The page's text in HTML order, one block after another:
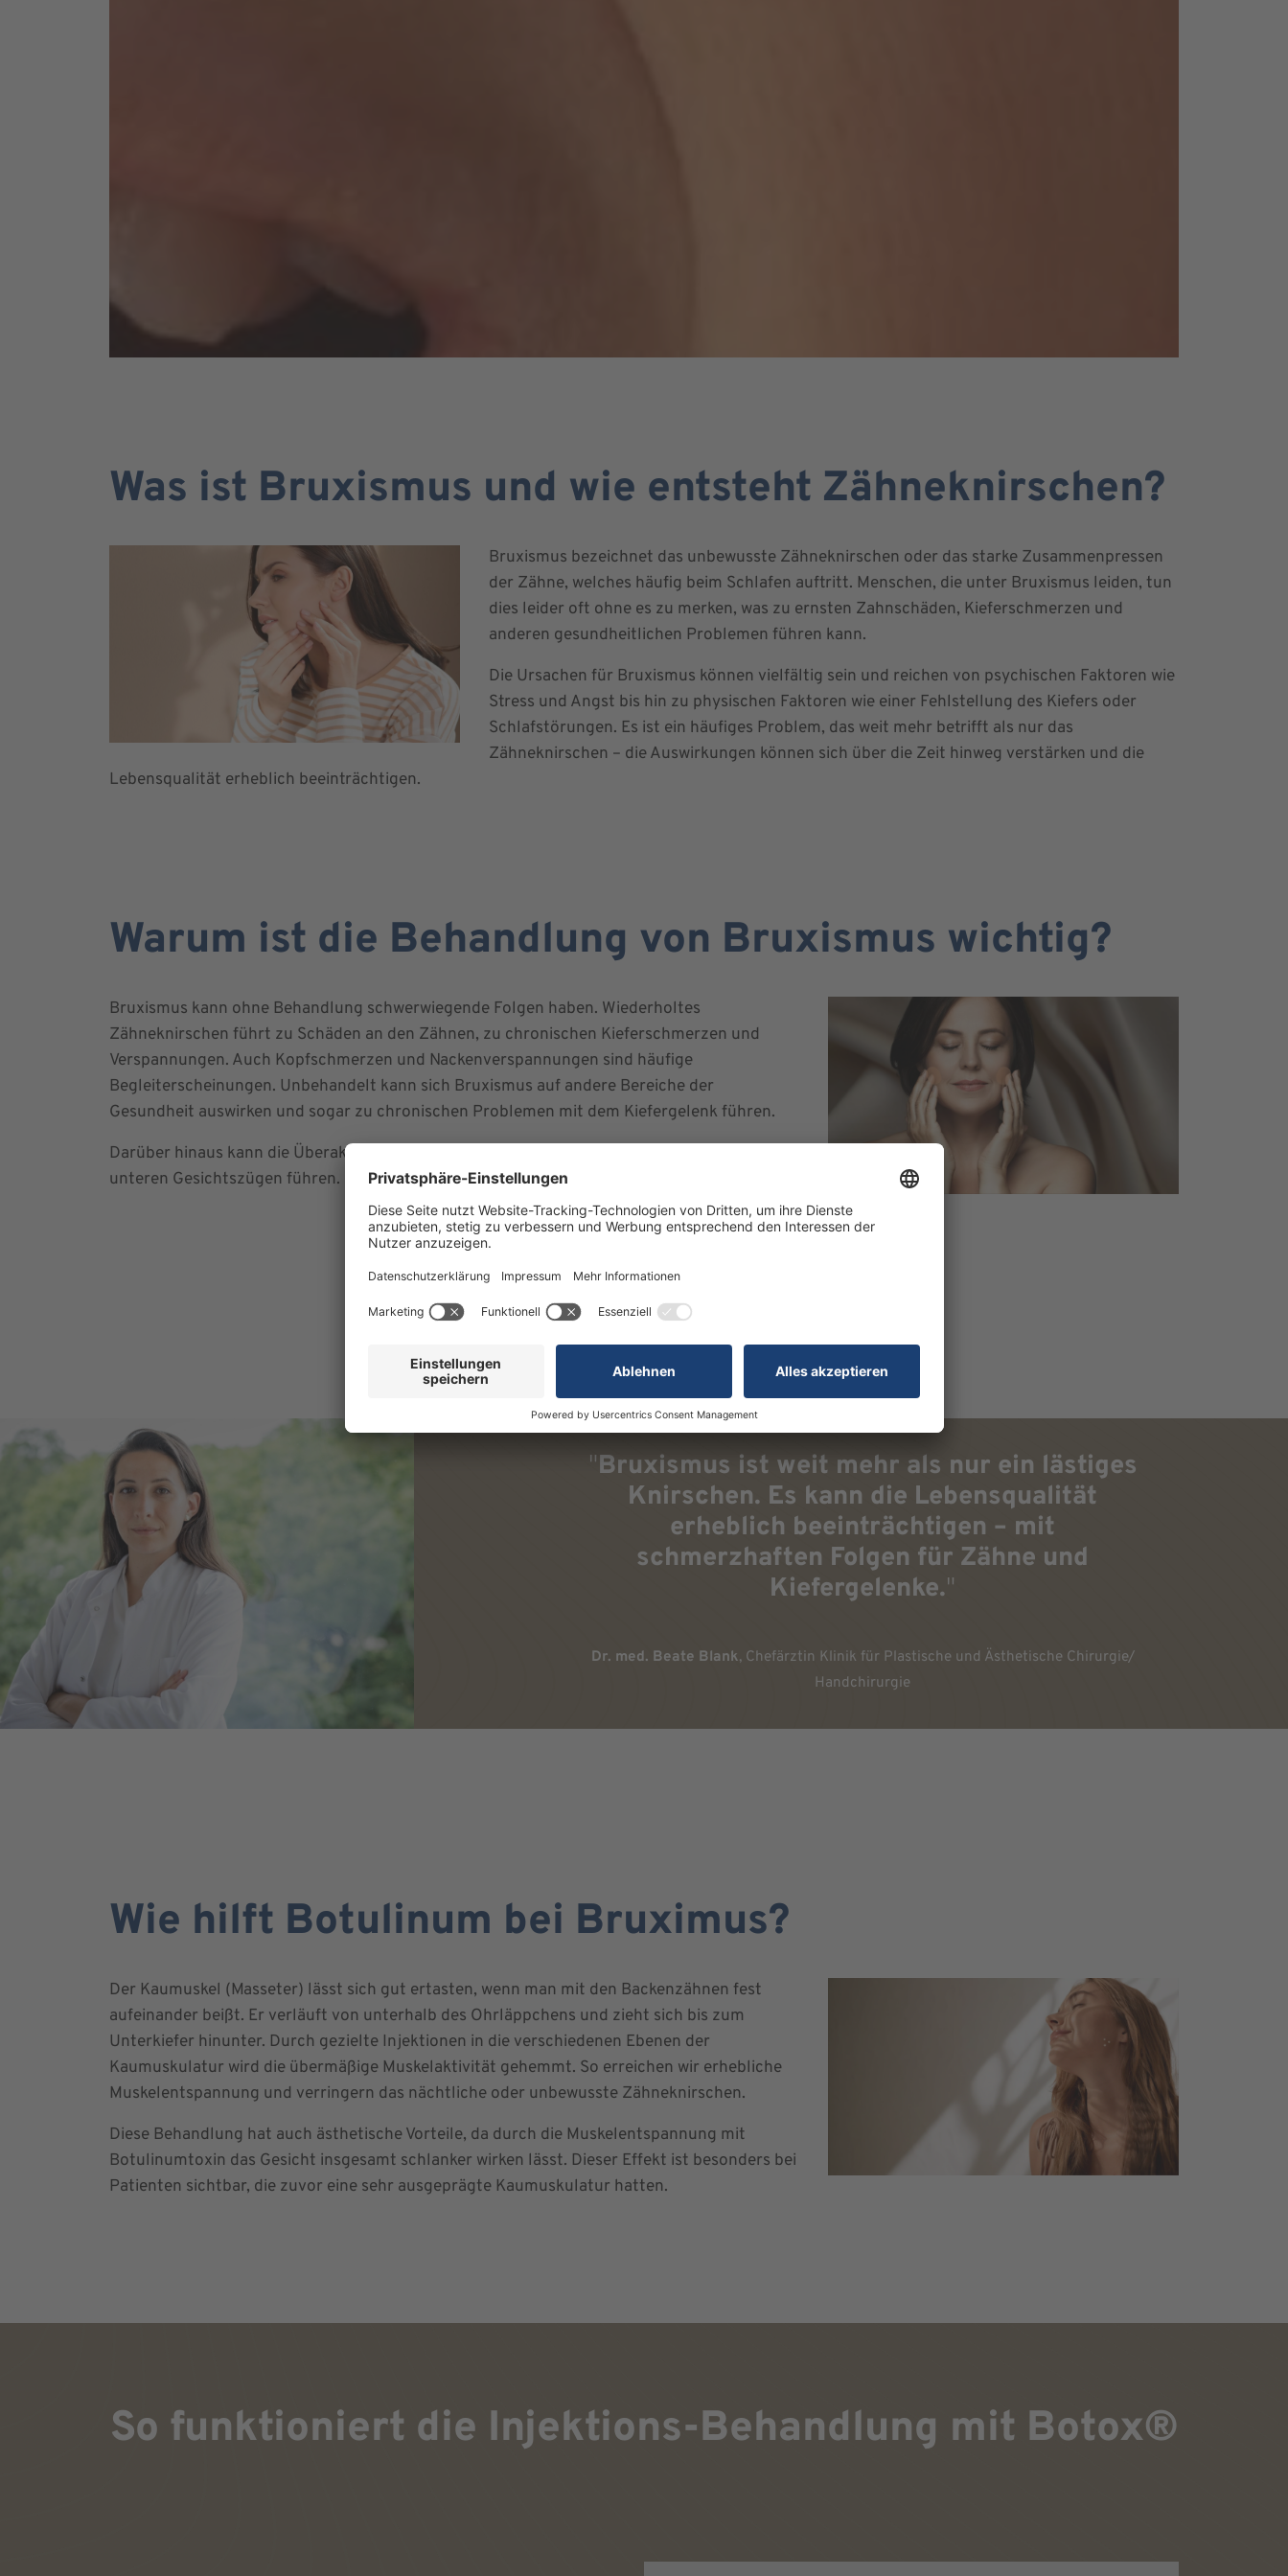
Was ist Bruxismus und wie entsteht Zähneknirschen?
Bruxismus bezeichnet das unbewusste Zähneknirschen oder das starke Zusammenpressen
der Zähne, welches häufig beim Schlafen auftritt. Menschen, die unter Bruxismus leiden, tun
dies leider oft ohne es zu merken, was zu ernsten Zahnschäden, Kieferschmerzen und
anderen gesundheitlichen Problemen führen kann.
Die Ursachen für Bruxismus können vielfältig sein und reichen von psychischen Faktoren wie
Stress und Angst bis hin zu physischen Faktoren wie einer Fehlstellung des Kiefers oder
Schlafstörungen. Es ist ein häufiges Problem, das weit mehr betrifft als nur das
Zähneknirschen – die Auswirkungen können sich über die Zeit hinweg verstärken und die
Lebensqualität erheblich beeinträchtigen.
Warum ist die Behandlung von Bruxismus wichtig?
Bruxismus kann ohne Behandlung schwerwiegende Folgen haben. Wiederholtes
Zähneknirschen führt zu Schäden an den Zähnen, zu chronischen Kieferschmerzen und
Verspannungen. Auch Kopfschmerzen und Nackenverspannungen sind häufige
Begleiterscheinungen. Unbehandelt kann sich Bruxismus auf andere Bereiche der
Gesundheit auswirken und sogar zu chronischen Problemen mit dem Kiefergelenk führen.
Darüber hinaus kann die Überaktivität des Kaumuskels (Masseter) zu vergröberten, breiten,
unteren Gesichtszügen führen.
"Bruxismus ist weit mehr als nur ein lästiges
Knirschen. Es kann die Lebensqualität
erheblich beeinträchtigen – mit
schmerzhaften Folgen für Zähne und
Kiefergelenke."
Dr. med. Beate Blank, Chefärztin Klinik für Plastische und Ästhetische Chirurgie/
Handchirurgie
Wie hilft Botulinum bei Bruximus?
Der Kaumuskel (Masseter) lässt sich gut ertasten, wenn man mit den Backenzähnen fest
aufeinander beißt. Er verläuft von unterhalb des Ohrläppchens und zieht sich bis zum
Unterkiefer hinunter. Durch gezielte Injektionen in die verschiedenen Ebenen der
Kaumuskulatur wird die übermäßige Muskelaktivität gehemmt. So erreichen wir erhebliche
Muskelentspannung und verringern das nächtliche oder unbewusste Zähneknirschen.
Diese Behandlung hat auch ästhetische Vorteile, da durch die Muskelentspannung mit
Botulinumtoxin das Gesicht insgesamt schlanker wirken lässt. Dieser Effekt ist besonders bei
Patienten sichtbar, die zuvor eine sehr ausgeprägte Kaumuskulatur hatten.
So funktioniert die Injektions-Behandlung mit Botox®